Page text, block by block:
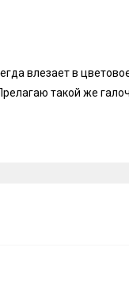
влезает в
такой же